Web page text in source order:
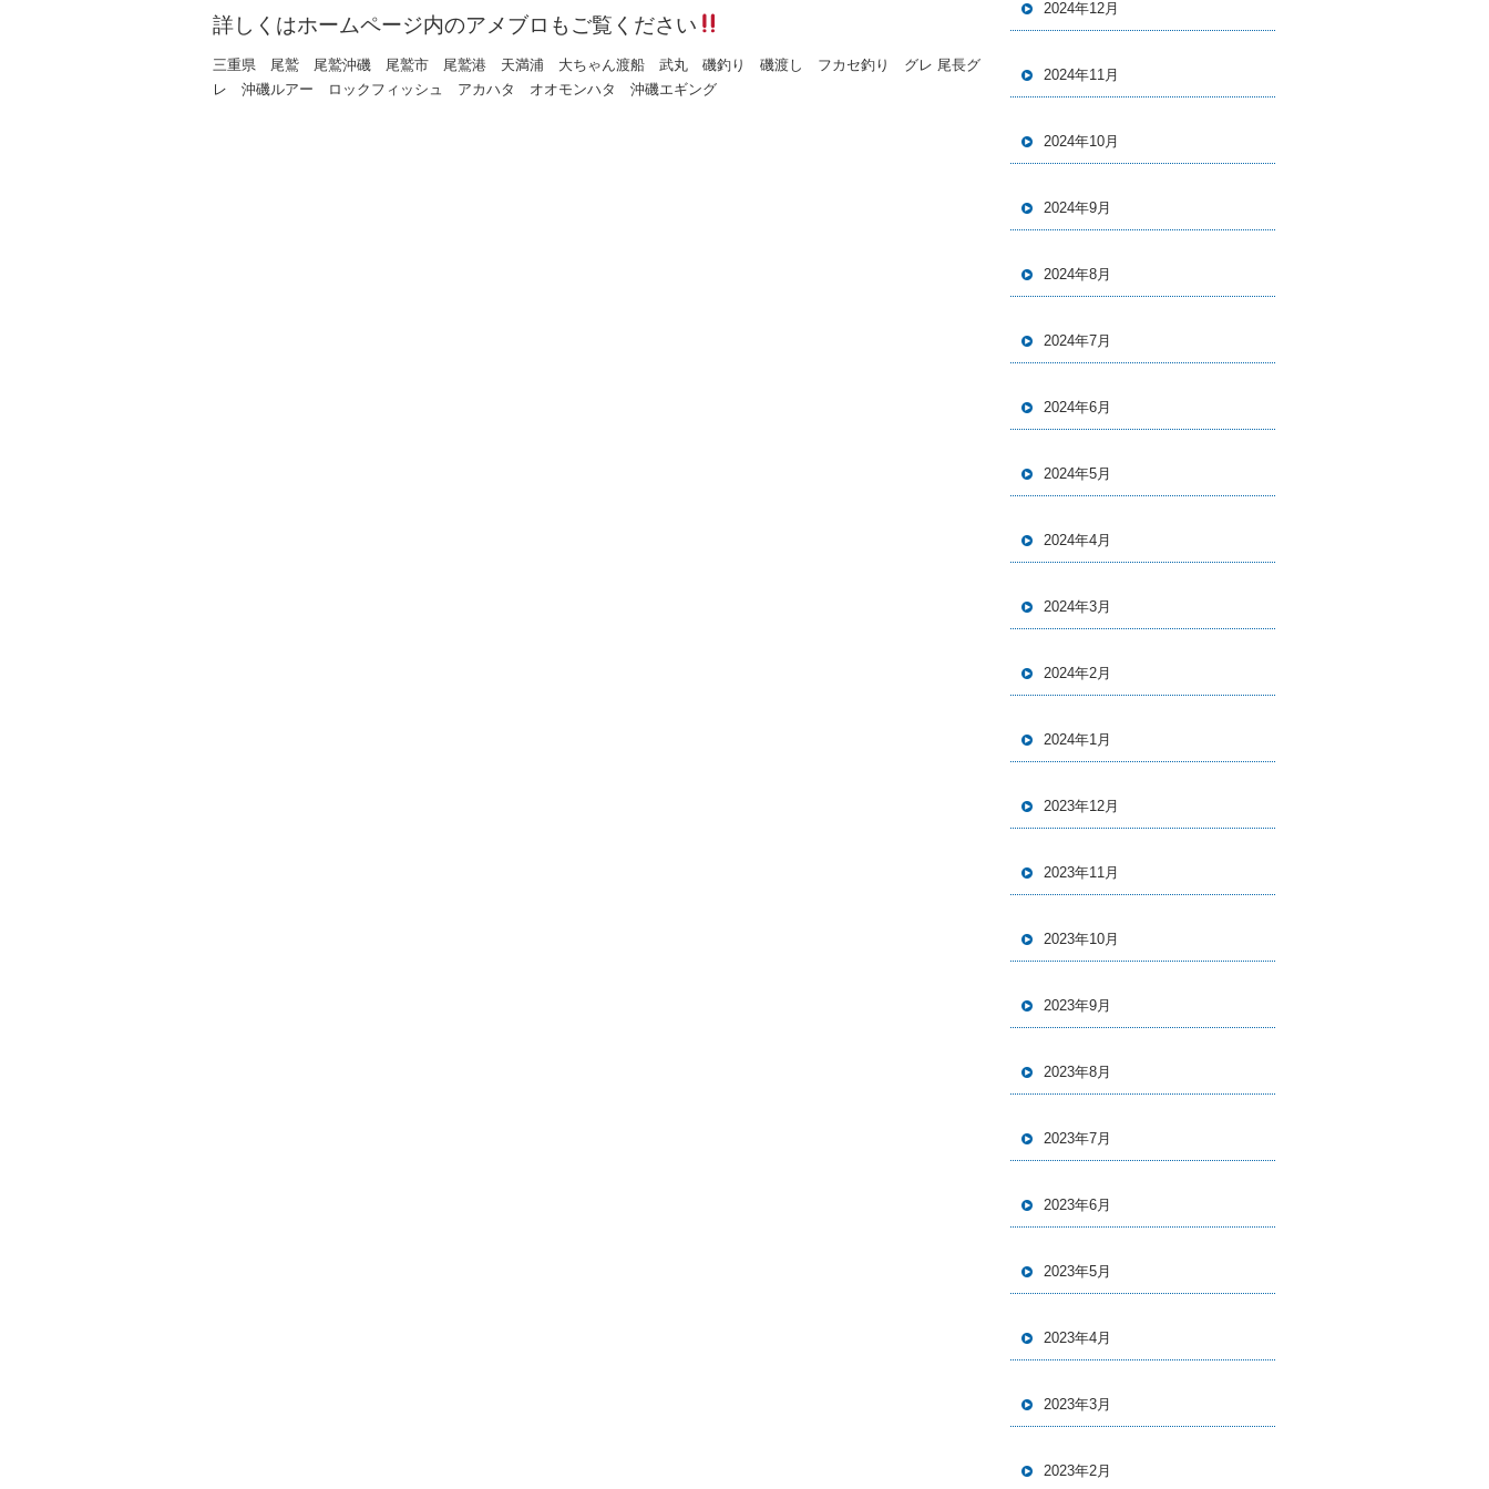
詳しくはホームページ内のアメブロもご覧ください
三重県 尾鷲 尾鷲沖磯 尾鷲市 尾鷲港 天満浦 大ちゃん渡船 武丸 磯釣り 磯渡し フカセ釣り グレ 尾長グ
レ 沖磯ルアー ロックフィッシュ アカハタ オオモンハタ 沖磯エギング
2024年12月
2024年11月
2024年10月
2024年9月
2024年8月
2024年7月
2024年6月
2024年5月
2024年4月
2024年3月
2024年2月
2024年1月
2023年12月
2023年11月
2023年10月
2023年9月
2023年8月
2023年7月
2023年6月
2023年5月
2023年4月
2023年3月
2023年2月